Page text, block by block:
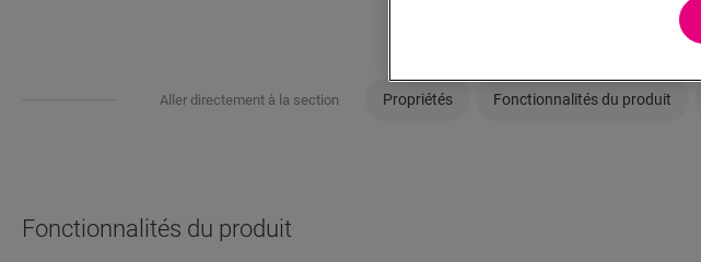
Aller directement à la section Propriétés Fonctionnalités du produit
Fonctionnalités du produit